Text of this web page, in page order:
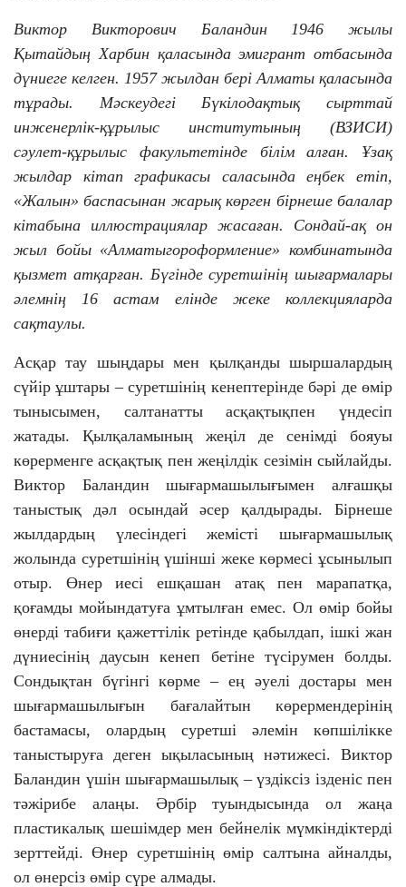
Виктор Викторович Баландин 1946 жылы
Қытайдың Харбин қаласында эмигрант отбасында
дүниеге келген. 1957 жылдан бері Алматы қаласында
тұрады. Мәскеудегі Бүкілодақтық сырттай
инженерлік-құрылыс институтының (ВЗИСИ)
сәулет-құрылыс факультетінде білім алған. Ұзақ
жылдар кітап графикасы саласында еңбек етіп,
«Жалын» баспасынан жарық көрген бірнеше балалар
кітабына иллюстрациялар жасаған. Сондай-ақ он
жыл бойы «Алматыгороформление» комбинатында
қызмет атқарған. Бүгінде суретшінің шығармалары
әлемнің16 астам елінде жеке коллекцияларда
сақтаулы.
Асқар тау шыңдары мен қылқанды шыршалардың
сүйір ұштары – суретшінің кенептерінде бәрі де өмір
тынысымен, салтанатты асқақтықпен үндесіп
жатады. Қылқаламының жеңіл де сенімді бояуы
көрерменге асқақтық пен жеңілдік сезімін сыйлайды.
Виктор Баландин шығармашылығымен алғашқы
таныстық дәл осындай әсер қалдырады. Бірнеше
жылдардың үлесіндегі жемісті шығармашылық
жолында суретшінің үшінші жеке көрмесі ұсынылып
отыр. Өнер иесі ешқашан атақ пен марапатқа,
қоғамды мойындатуға ұмтылған емес. Ол өмір бойы
өнерді табиғи қажеттілік ретінде қабылдап, ішкі жан
дүниесінің даусын кенеп бетіне түсірумен болды.
Сондықтан бүгінгі көрме – ең әуелі достары мен
шығармашылығын бағалайтын көрермендерінің
бастамасы, олардың суретші әлемін көпшілікке
таныстыруға деген ықыласының нәтижесі. Виктор
Баландин үшін шығармашылық – үздіксіз ізденіс пен
тәжірибе алаңы. Әрбір туындысында ол жаңа
пластикалық шешімдер мен бейнелік мүмкіндіктерді
зерттейді. Өнер суретшінің өмір салтына айналды,
ол өнерсіз өмір сүре алмады.